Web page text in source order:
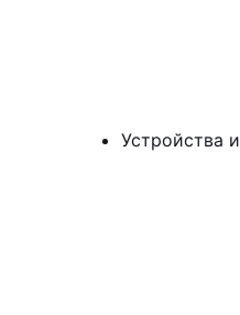
Устройства